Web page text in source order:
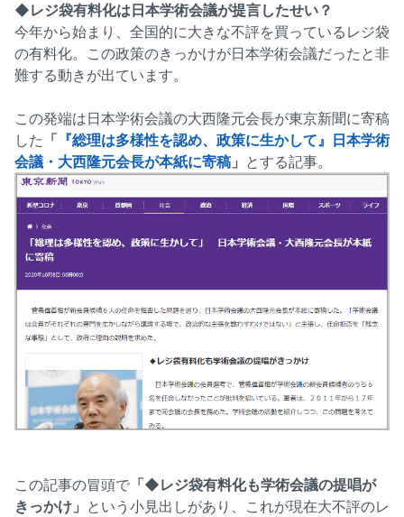
◆レジ袋有料化は日本学術会議が提言したせい？
今年から始まり、全国的に大きな不評を買っているレジ袋
の有料化。この政策のきっかけが日本学術会議だったと非
難する動きが出ています。
この発端は日本学術会議の大西隆元会長が東京新聞に寄稿
した 「 『総理は多様性を認め、政策に生かして』日本学術
会議・大西隆元会長が本紙に寄稿 」 とする記事。
この記事の冒頭で 「◆レジ袋有料化も学術会議の提唱が
きっかけ」 という小見出しがあり、これが現在大不評のレ